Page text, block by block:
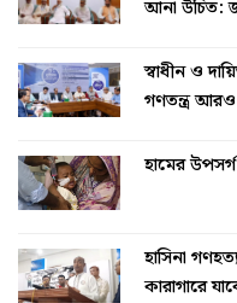
আনা উচিত:
স্বাধীন ও
গণতন্ত্র আরও
হামের
হাসিনা
কারাগারে